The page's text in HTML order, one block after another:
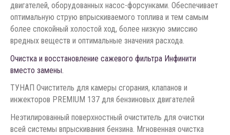
двигателей, оборудованных насос-форсунками. Обеспечивает
оптимальную струю впрыскиваемого топлива и тем самым
более спокойный холостой ход, более низкую эмиссию
вредных веществ и оптимальные значения расхода.
Очистка и восстановление сажевого фильтра Инфинити
вместо замены.
ТУНАП Очиститель для камеры сгорания, клапанов и
инжекторов PREMIUM 137 для бензиновых двигателей
Неэтилированный поверхностный очиститель для очистки
всей системы впрыскивания бензина. Мгновенная очистка